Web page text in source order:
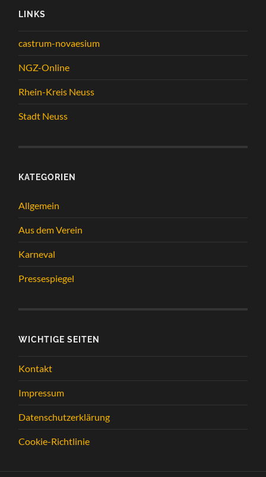
LINKS
castrum-novaesium
NGZ-Online
Rhein-Kreis Neuss
Stadt Neuss
KATEGORIEN
Allgemein
Aus dem Verein
Karneval
Pressespiegel
WICHTIGE SEITEN
Kontakt
Impressum
Datenschutzerklärung
Cookie-Richtlinie